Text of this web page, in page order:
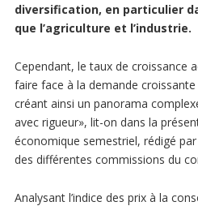
diversification, en particulier
que l’agriculture et l’industrie.
Cependant, le taux de croissance
faire face à la demande
créant ainsi un panorama
avec rigueur», lit-on dans la
économique semestriel, rédigé
des différentes commissions du
Analysant l’indice des prix à la